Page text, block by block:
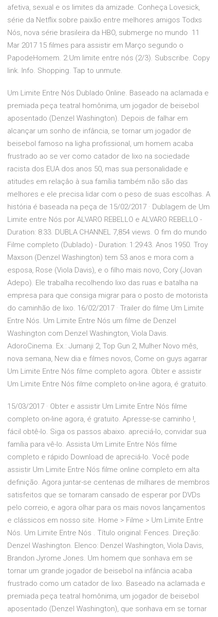
afetiva, sexual e os limites da amizade. Conheça Lovesick,
série da Netflix sobre paixão entre melhores amigos Todxs
Nós, nova série brasileira da HBO, submerge no mundo 11
Mar 2017 15 filmes para assistir em Março segundo o
PapodeHomem. 2.Um limite entre nós (2/3). Subscribe. Copy
link. Info. Shopping. Tap to unmute.
Um Limite Entre Nós Dublado Online. Baseado na aclamada e
premiada peça teatral homônima, um jogador de beisebol
aposentado (Denzel Washington). Depois de falhar em
alcançar um sonho de infância, se tornar um jogador de
beisebol famoso na ligha profissional, um homem acaba
frustrado ao se ver como catador de lixo na sociedade
racista dos EUA dos anos 50, mas sua personalidade e
atitudes em relaçâo à sua família também não são das
melhores e ele precisa lidar com o peso de suas escolhas. A
história é baseada na peça de 15/02/2017 · Dublagem de Um
Limite entre Nós por ALVARO REBELLO e ALVARO REBELLO -
Duration: 8:33. DUBLA CHANNEL 7,854 views. O fim do mundo
Filme completo (Dublado) - Duration: 1:29:43. Anos 1950. Troy
Maxson (Denzel Washington) tem 53 anos e mora com a
esposa, Rose (Viola Davis), e o filho mais novo, Cory (Jovan
Adepo). Ele trabalha recolhendo lixo das ruas e batalha na
empresa para que consiga migrar para o posto de motorista
do caminhão de lixo. 16/02/2017 · Trailer do filme Um Limite
Entre Nós. Um Limite Entre Nós um filme de Denzel
Washington com Denzel Washington, Viola Davis.
AdoroCinema. Ex.: Jumanji 2, Top Gun 2, Mulher Novo mês,
nova semana, New dia e filmes novos, Come on guys agarrar
Um Limite Entre Nós filme completo agora. Obter e assistir
Um Limite Entre Nós filme completo on-line agora, é gratuito.
15/03/2017 · Obter e assistir Um Limite Entre Nós filme
completo on-line agora, é gratuito. Apresse-se caminho !,
fácil obtê-lo. Siga os passos abaixo. apreciá-lo, convidar sua
família para vê-lo. Assista Um Limite Entre Nós filme
completo e rápido Download de apreciá-lo. Você pode
assistir Um Limite Entre Nós filme online completo em alta
definição. Agora juntar-se centenas de milhares de membros
satisfeitos que se tornaram cansado de esperar por DVDs
pelo correio, e agora olhar para os mais novos lançamentos
e clássicos em nosso site. Home > Filme > Um Limite Entre
Nós. Um Limite Entre Nós . Título original: Fences. Direção:
Denzel Washington. Elenco: Denzel Washington, Viola Davis,
Brandon Jyrome Jones. Um homem que sonhava em se
tornar um grande jogador de beisebol na infância acaba
frustrado como um catador de lixo. Baseado na aclamada e
premiada peça teatral homônima, um jogador de beisebol
aposentado (Denzel Washington), que sonhava em se tornar